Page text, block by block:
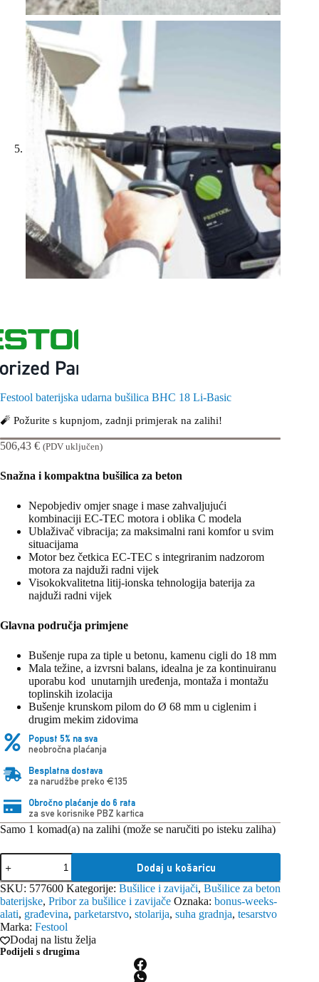
Festool baterijska udarna bušilica BHC 18 Li-Basic
🧨 Požurite s kupnjom, zadnji primjerak na zalihi!
506,43 € (PDV uključen)
Snažna i kompaktna bušilica za beton
Nepobjediv omjer snage i mase zahvaljujući
kombinaciji EC-TEC motora i oblika C modela
Ublaživač vibracija; za maksimalni rani komfor u svim
situacijama
Motor bez četkica EC-TEC s integriranim nadzorom
motora za najduži radni vijek
Visokokvalitetna litij-ionska tehnologija baterija za
najduži radni vijek
Glavna područja primjene
Bušenje rupa za tiple u betonu, kamenu cigli do 18 mm
Mala težine, a izvrsni balans, idealna je za kontinuiranu
uporabu kod unutarnjih uređenja, montaža i montažu
toplinskih izolacija
Bušenje krunskom pilom do Ø 68 mm u ciglenim i
drugim mekim zidovima
Popust 5% na sva
neobročna plaćanja
Besplatna dostava
za narudžbe preko €135
Obročno plaćanje do 6 rata
za sve korisnike PBZ kartica
Samo 1 komad(a) na zalihi (može se naručiti po isteku zaliha)
Festool
baterijska
udarna
bušilica
BHC
18
Li-
Basic
količina
Dodaj u košaricu
SKU: 577600 Kategorije: Bušilice i zavijači, Bušilice za beton
baterijske, Pribor za bušilice i zavijače Oznaka: bonus-weeks-
alati, građevina, parketarstvo, stolarija, suha gradnja, tesarstvo
Marka: Festool
Dodaj na listu želja
Podijeli s drugima